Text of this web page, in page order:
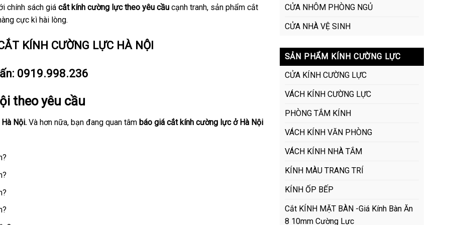
chính sách giá cắt kính cường lực theo yêu cầu cạnh tranh, sản phẩm cắt
cực kì hài lòng.
KÍNH CƯỜNG LỰC HÀ NỘI
0919.998.236
theo yêu cầu
Nội. Và hơn nữa, bạn đang quan tâm báo giá cắt kính cường lực ở Hà Nội
CỬA NHÔM PHÒNG NGỦ
CỬA NHÀ VỆ SINH
SẢN PHẨM KÍNH CƯỜNG LỰC
CỬA KÍNH CƯỜNG LỰC
VÁCH KÍNH CƯỜNG LỰC
PHÒNG TẮM KÍNH
VÁCH KÍNH VĂN PHÒNG
VÁCH KÍNH NHÀ TẮM
KÍNH MÀU TRANG TRÍ
KÍNH ỐP BẾP
Cắt KÍNH MẶT BÀN -Giá Kính Bàn Ăn
8 10mm Cường Lực